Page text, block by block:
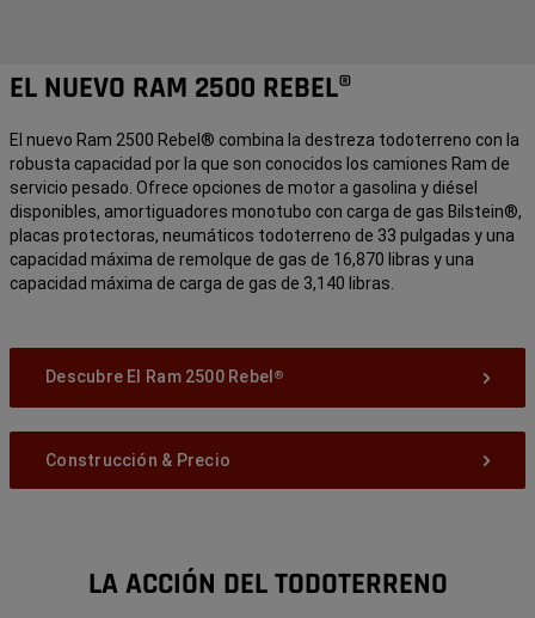
EL NUEVO RAM 2500 REBEL®
El nuevo Ram 2500 Rebel® combina la destreza todoterreno con la
robusta capacidad por la que son conocidos los camiones Ram de
servicio pesado. Ofrece opciones de motor a gasolina y diésel
disponibles, amortiguadores monotubo con carga de gas Bilstein®,
placas protectoras, neumáticos todoterreno de 33 pulgadas y una
capacidad máxima de remolque de gas de 16,870 libras y una
capacidad máxima de carga de gas de 3,140 libras.
Descubre El Ram 2500 Rebel ®
Construcción & Precio
LA ACCIÓN DEL TODOTERRENO